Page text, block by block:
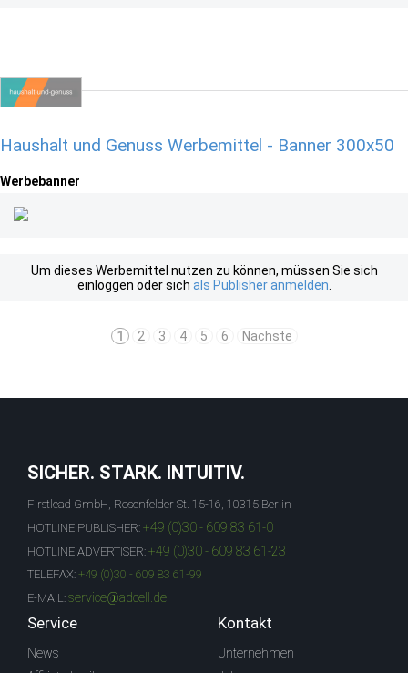
Haushalt und Genuss Werbemittel - Banner 300x50
Werbebanner
Um dieses Werbemittel nutzen zu können, müssen Sie sich
einloggen oder sich als Publisher anmelden
1 2 3 4 5 6 Nächste
SICHER. STARK. INTUITIV.
Firstlead GmbH, Rosenfelder St. 15-16, 10315 Berlin
HOTLINE PUBLISHER: +49 (0)30 - 609 83 61-0
HOTLINE ADVERTISER: +49 (0)30 - 609 83 61-23
TELEFAX: +49 (0)30 - 609 83 61-99
E-MAIL: service@adcell.de
Service
News
Kontakt
Unternehmen